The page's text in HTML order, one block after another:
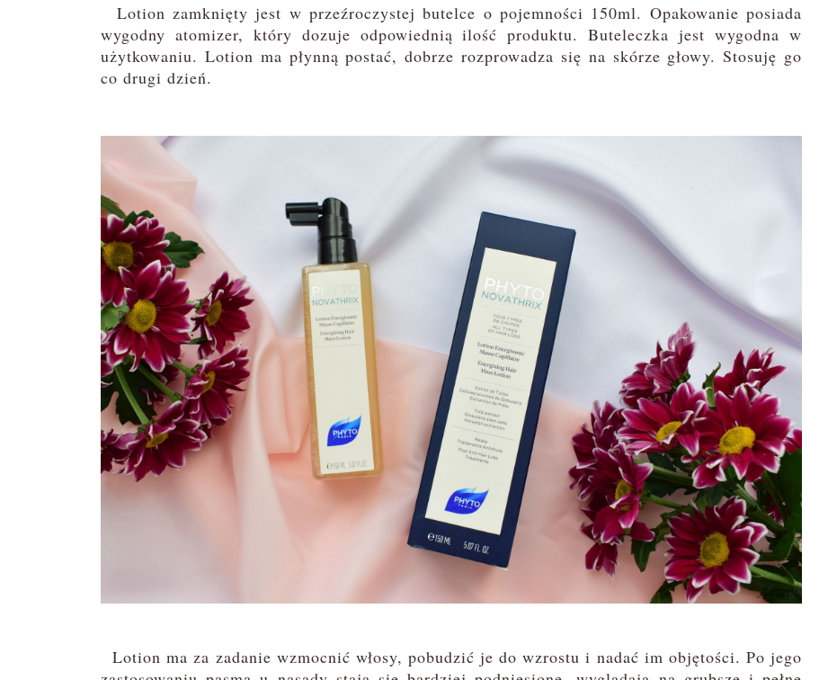
Lotion zamknięty jest w przeźroczystej butelce o pojemności 150ml. Opakowanie posiada
wygodny atomizer, który dozuje odpowiednią ilość produktu. Buteleczka jest wygodna w
użytkowaniu. Lotion ma płynną postać, dobrze rozprowadza się na skórze głowy. Stosuję go
co drugi dzień.
Lotion ma za zadanie wzmocnić włosy, pobudzić je do wzrostu i nadać im objętości. Po jego